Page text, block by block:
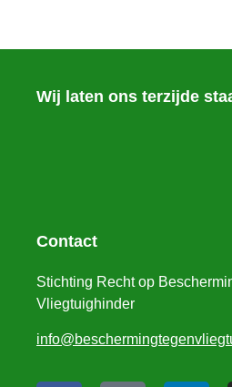
Wij laten ons terzijde
Contact
Stichting Recht op
Vliegtuighinder